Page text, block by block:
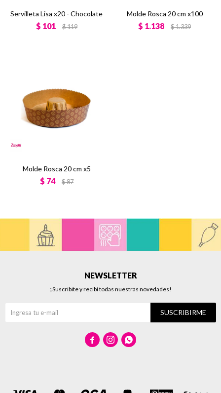
Servilleta Lisa x20 - Chocolate
$ 101 $119
Molde Rosca 20 cm x100
$ 1.138 $1.339
Molde Rosca 20 cm x5
$ 74 $87
NEWSLETTER
¡Suscribite y recibí todas nuestras novedades!
SUSCRIBIRME
  